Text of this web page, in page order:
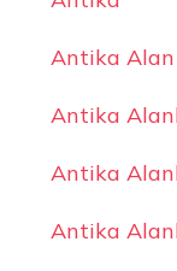
Antika Alan
Antika
Antika
Antika